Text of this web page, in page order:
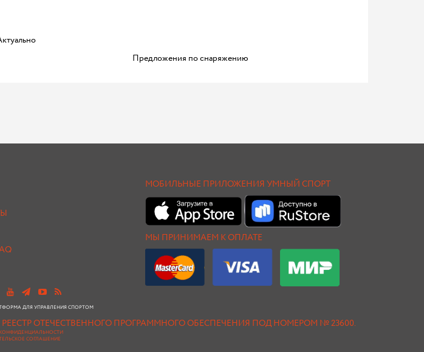
Предложения по снаряжению
МОБИЛЬНЫЕ ПРИЛОЖЕНИЯ УМНЫЙ СПОРТ
МЫ ПРИНИМАЕМ К ОПЛАТЕ
ДЛЯ УПРАВЛЕНИЯ СПОРТОМ
ОТЕЧЕСТВЕННОГО ПРОГРАММНОГО ОБЕСПЕЧЕНИЯ ПОД НОМЕРОМ № 23600.
СОГЛАШЕНИЕ